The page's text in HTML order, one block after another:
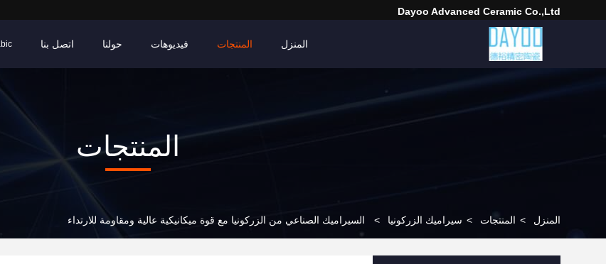
Dayoo Advanced Ceramic Co.,Ltd
المنزل المنتجات فيديوهات حولنا اتصل بنا
المنتجات
المنزل > المنتجات > سيراميك الزركونيا > السيراميك الصناعي من الزركونيا مع قوة ميكانيكية عالية ومقاومة للارتداء